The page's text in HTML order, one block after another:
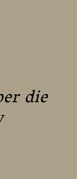
die